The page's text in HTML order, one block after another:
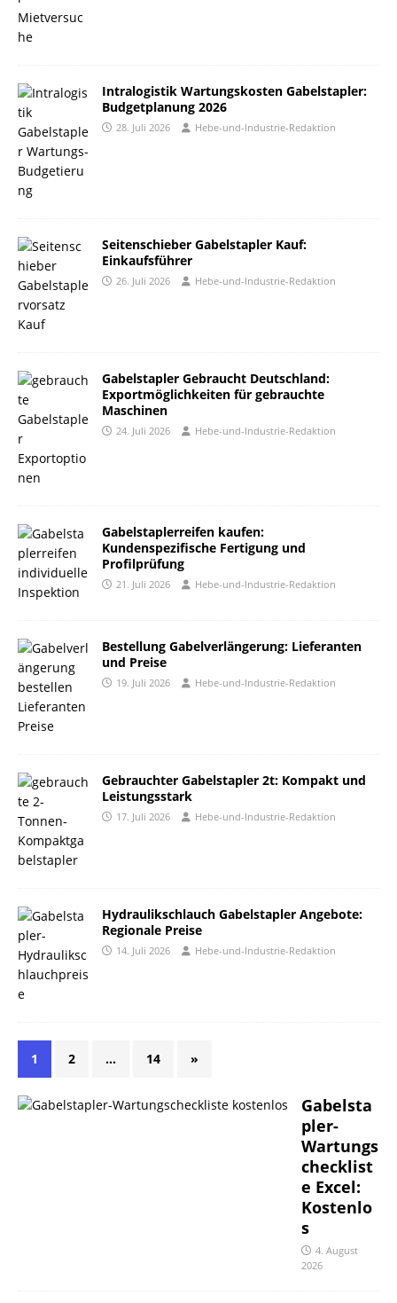
Intralogistik Wartungskosten Gabelstapler:
Budgetplanung 2026
28. Juli 2026 Hebe-und-Industrie-Redaktion
Seitenschieber Gabelstapler Kauf:
Einkaufsführer
26. Juli 2026 Hebe-und-Industrie-Redaktion
Gabelstapler Gebraucht Deutschland:
Exportmöglichkeiten für gebrauchte
Maschinen
24. Juli 2026 Hebe-und-Industrie-Redaktion
Gabelstaplerreifen kaufen:
Kundenspezifische Fertigung und
Profilprüfung
21. Juli 2026 Hebe-und-Industrie-Redaktion
Bestellung Gabelverlängerung: Lieferanten
und Preise
19. Juli 2026 Hebe-und-Industrie-Redaktion
Gebrauchter Gabelstapler 2t: Kompakt und
Leistungsstark
17. Juli 2026 Hebe-und-Industrie-Redaktion
Hydraulikschlauch Gabelstapler Angebote:
Regionale Preise
14. Juli 2026 Hebe-und-Industrie-Redaktion
1 2 … 14 »
Gabelsta
pler-
Wartungs
checklist
e Excel:
Kostenlo
s
4. August
2026